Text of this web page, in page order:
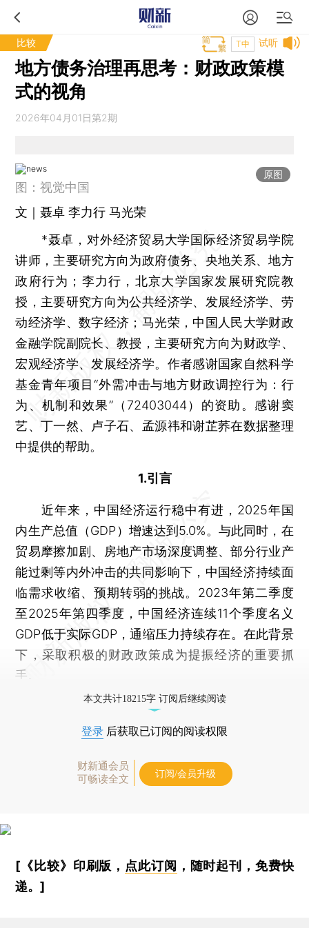
比较 试听
T中
地方债务治理再思考：财政政策模
式的视角
2026年04月01日第2期
原图
图：视觉中国
文｜聂卓 李力行 马光荣
*聂卓，对外经济贸易大学国际经济贸易学院
讲师，主要研究方向为政府债务、央地关系、地方
政府行为；李力行，北京大学国家发展研究院教
授，主要研究方向为公共经济学、发展经济学、劳
动经济学、数字经济；马光荣，中国人民大学财政
金融学院副院长、教授，主要研究方向为财政学、
宏观经济学、发展经济学。作者感谢国家自然科学
基金青年项目“外需冲击与地方财政调控行为：行
为、机制和效果”（72403044）的资助。感谢窦
艺、丁一然、卢子石、孟源祎和谢芷荞在数据整理
中提供的帮助。
1.引言
近年来，中国经济运行稳中有进，2025年国
内生产总值（GDP）增速达到5.0%。与此同时，在
贸易摩擦加剧、房地产市场深度调整、部分行业产
能过剩等内外冲击的共同影响下，中国经济持续面
临需求收缩、预期转弱的挑战。2023年第二季度
至2025年第四季度，中国经济连续11个季度名义
GDP低于实际GDP，通缩压力持续存在。在此背景
下，采取积极的财政政策成为提振经济的重要抓
手。
本文共计18215字 订阅后继续阅读
登录 后获取已订阅的阅读权限
财新通会员
可畅读全文
订阅/会员升级
[《比较》印刷版， 点此订阅 ，随时起刊，免费快
递。]